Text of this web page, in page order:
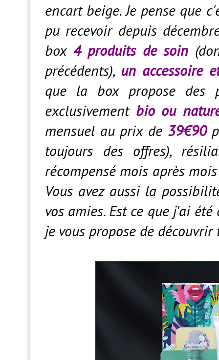
encart beige. Je pense que
pu recevoir depuis
box 4 produits de soin
précédents), un accessoire
que la box propose des
exclusivement bio ou
mensuel au prix de 39€90
toujours des offres),
récompensé mois après
Vous avez aussi la
vos amies. Est ce que j'ai
je vous propose de